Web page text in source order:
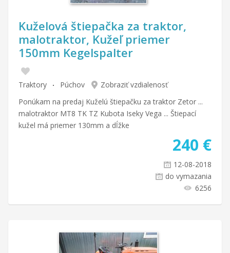
Kuželová štiepačka za traktor,
malotraktor, Kužeľ priemer
150mm Kegelspalter
Traktory Púchov
Zobraziť vzdialenosť
Ponúkam na predaj Kuželú štiepačku za traktor Zetor ...
malotraktor MT8 TK TZ Kubota Iseky Vega ... Štiepací
kužel má priemer 130mm a dĺžke
240 €
12-08-2018
do vymazania
6256